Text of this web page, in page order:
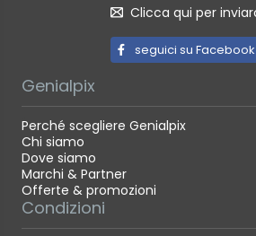
Clicca qui per
seguici su Facebook
Genialpix
Perché scegliere Genialpix
Chi siamo
Dove siamo
Marchi & Partner
Offerte & promozioni
Condizioni